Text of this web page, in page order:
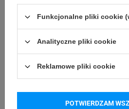
Funkcjonalne pliki cookie
Analityczne pliki cookie
Reklamowe pliki cookie
POTWIERDZAM